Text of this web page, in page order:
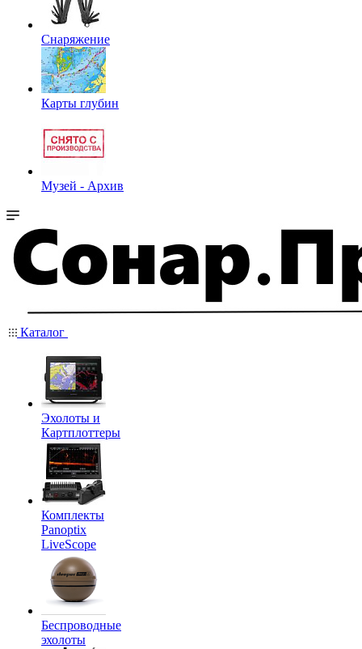
Снаряжение
Карты глубин
Музей - Архив
Каталог
Эхолоты и
Картплоттеры
Комплекты
Panoptix
LiveScope
Беспроводные
эхолоты